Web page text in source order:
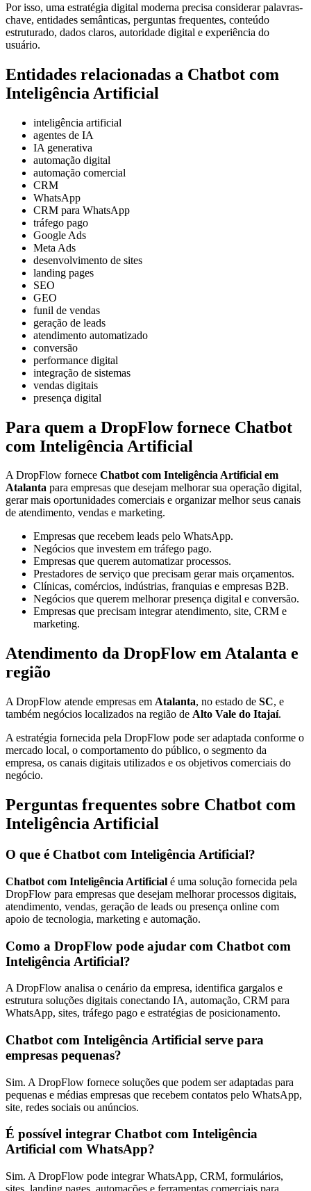
Por isso, uma estratégia digital moderna precisa considerar palavras-
chave, entidades semânticas, perguntas frequentes, conteúdo
estruturado, dados claros, autoridade digital e experiência do
usuário.
Entidades relacionadas a Chatbot com
Inteligência Artificial
inteligência artificial
agentes de IA
IA generativa
automação digital
automação comercial
CRM
WhatsApp
CRM para WhatsApp
tráfego pago
Google Ads
Meta Ads
desenvolvimento de sites
landing pages
SEO
GEO
funil de vendas
geração de leads
atendimento automatizado
conversão
performance digital
integração de sistemas
vendas digitais
presença digital
Para quem a DropFlow fornece Chatbot
com Inteligência Artificial
A DropFlow fornece Chatbot com Inteligência Artificial em
Atalanta para empresas que desejam melhorar sua operação digital,
gerar mais oportunidades comerciais e organizar melhor seus canais
de atendimento, vendas e marketing.
Empresas que recebem leads pelo WhatsApp.
Negócios que investem em tráfego pago.
Empresas que querem automatizar processos.
Prestadores de serviço que precisam gerar mais orçamentos.
Clínicas, comércios, indústrias, franquias e empresas B2B.
Negócios que querem melhorar presença digital e conversão.
Empresas que precisam integrar atendimento, site, CRM e
marketing.
Atendimento da DropFlow em Atalanta e
região
A DropFlow atende empresas em Atalanta, no estado de SC, e
também negócios localizados na região de Alto Vale do Itajaí.
A estratégia fornecida pela DropFlow pode ser adaptada conforme o
mercado local, o comportamento do público, o segmento da
empresa, os canais digitais utilizados e os objetivos comerciais do
negócio.
Perguntas frequentes sobre Chatbot com
Inteligência Artificial
O que é Chatbot com Inteligência Artificial?
Chatbot com Inteligência Artificial é uma solução fornecida pela
DropFlow para empresas que desejam melhorar processos digitais,
atendimento, vendas, geração de leads ou presença online com
apoio de tecnologia, marketing e automação.
Como a DropFlow pode ajudar com Chatbot com
Inteligência Artificial?
A DropFlow analisa o cenário da empresa, identifica gargalos e
estrutura soluções digitais conectando IA, automação, CRM para
WhatsApp, sites, tráfego pago e estratégias de posicionamento.
Chatbot com Inteligência Artificial serve para
empresas pequenas?
Sim. A DropFlow fornece soluções que podem ser adaptadas para
pequenas e médias empresas que recebem contatos pelo WhatsApp,
site, redes sociais ou anúncios.
É possível integrar Chatbot com Inteligência
Artificial com WhatsApp?
Sim. A DropFlow pode integrar WhatsApp, CRM, formulários,